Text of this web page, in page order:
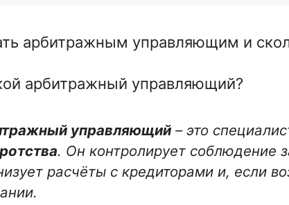
арбитражным управляющим и
арбитражный управляющий?
управляющий – это
. Он контролирует соблюдение
расчёты с кредиторами и, если